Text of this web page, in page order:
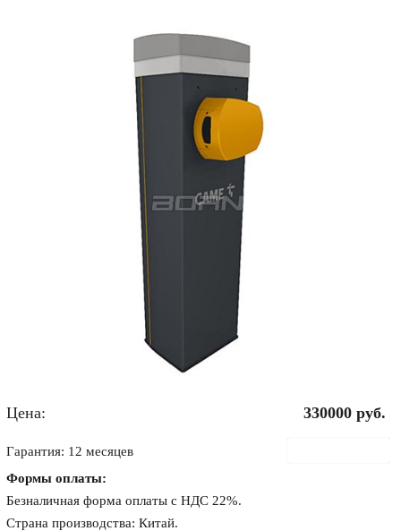
Цена: 330000 руб.
Гарантия: 12 месяцев
Формы оплаты:
Безналичная форма оплаты с НДС 22%.
Страна производства: Китай.